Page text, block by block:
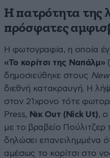
Η πατρότητα της
πρόσφατες
Η φωτογραφία, η οποία
«Το κορίτσι της Ναπάλμ»
δημοσιεύθηκε στους
διεθνή κατακραυγή. Η
στον 21χρονο τότε
Press, Νικ Ουτ (Nick Ut), ο
με το βραβείο Πούλιτζερ
δηλώσει επανειλημμένα
αμέσως το κορίτσι στο